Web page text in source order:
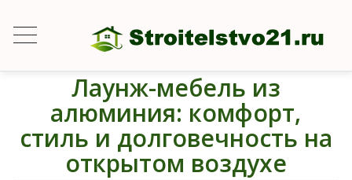
Лаунж-мебель из
алюминия: комфорт,
стиль и долговечность на
открытом воздухе